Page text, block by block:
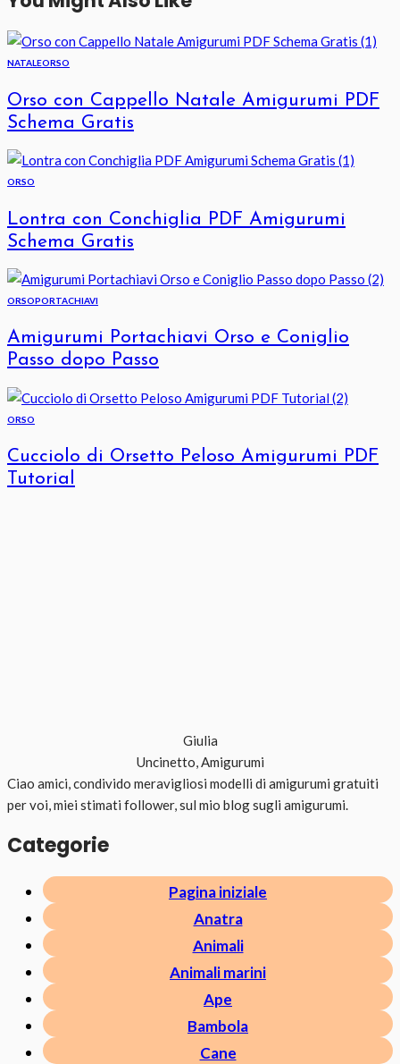
NATALEORSO
Orso con Cappello Natale Amigurumi PDF
Schema Gratis
ORSO
Lontra con Conchiglia PDF Amigurumi
Schema Gratis
ORSOPORTACHIAVI
Amigurumi Portachiavi Orso e Coniglio
Passo dopo Passo
ORSO
Cucciolo di Orsetto Peloso Amigurumi PDF
Tutorial
Giulia
Uncinetto, Amigurumi
Ciao amici, condivido meravigliosi modelli di amigurumi gratuiti
per voi, miei stimati follower, sul mio blog sugli amigurumi.
Categorie
Pagina iniziale
Anatra
Animali
Animali marini
Ape
Bambola
Cane